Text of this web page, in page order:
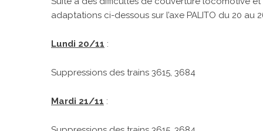
adaptations ci-dessous sur l’axe PALITO du 20 au
Lundi 20/11 :
Suppressions des trains 3615, 3684
Mardi 21/11 :